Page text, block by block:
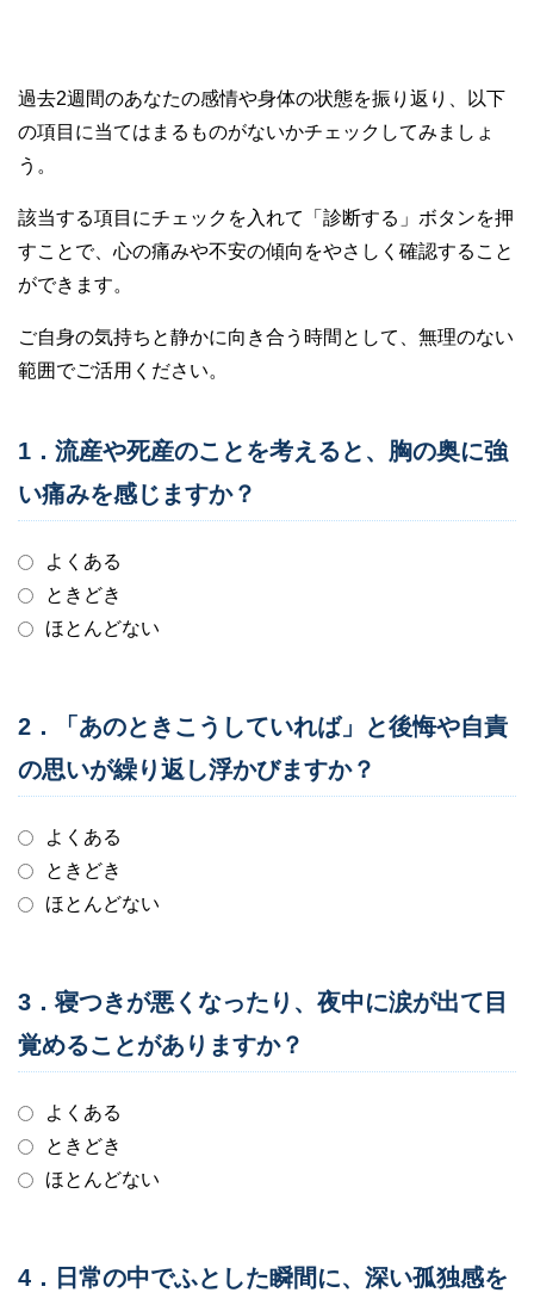
過去2週間のあなたの感情や身体の状態を振り返り、以下
の項目に当てはまるものがないかチェックしてみましょ
う。
該当する項目にチェックを入れて「診断する」ボタンを押
すことで、心の痛みや不安の傾向をやさしく確認すること
ができます。
ご自身の気持ちと静かに向き合う時間として、無理のない
範囲でご活用ください。
1．流産や死産のことを考えると、胸の奥に強
い痛みを感じますか？
よくある
ときどき
ほとんどない
2．「あのときこうしていれば」と後悔や自責
の思いが繰り返し浮かびますか？
よくある
ときどき
ほとんどない
3．寝つきが悪くなったり、夜中に涙が出て目
覚めることがありますか？
よくある
ときどき
ほとんどない
4．日常の中でふとした瞬間に、深い孤独感を